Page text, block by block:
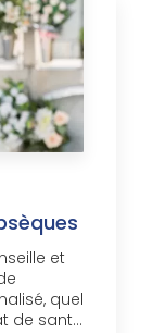
et
quel
de sant...